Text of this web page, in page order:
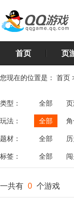
首页 页
您现在的位置是： 首页
类型： 全部
玩法： 全部
飞行
题材： 全部
标签： 全部
一共有 0 个游戏